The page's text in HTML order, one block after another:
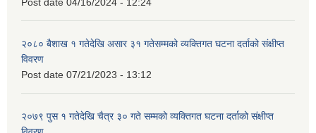
२०८० बैशाख १ गतेदेखि असार ३१ गतेसम्मको व्यक्तिगत घटना दर्ताको संक्षीप्त
विवरण
Post date 07/21/2023 - 13:12
२०७९ पुस १ गतेदेखि चैत्र ३० गते सम्मको व्यक्तिगत घटना दर्ताको संक्षीप्त